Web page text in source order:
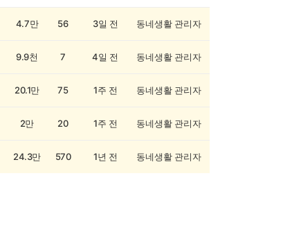
4.7만 56 3일 전 동네생활 관리자
9.9천 7 4일 전 동네생활 관리자
20.1만 75 1주 전 동네생활 관리자
2만 20 1주 전 동네생활 관리자
24.3만 570 1년 전 동네생활 관리자